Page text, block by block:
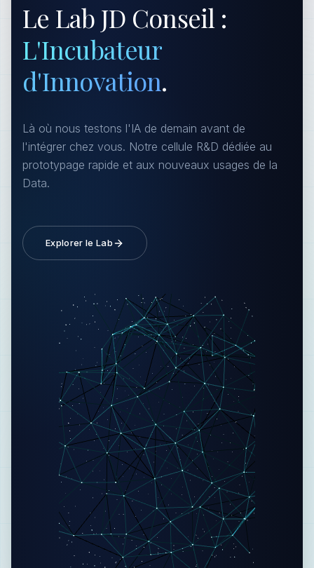
Le Lab JD Conseil :
L'Incubateur
d'Innovation.
Là où nous testons l'IA de demain avant de
l'intégrer chez vous. Notre cellule R&D dédiée au
prototypage rapide et aux nouveaux usages de la
Data.
Explorer le Lab